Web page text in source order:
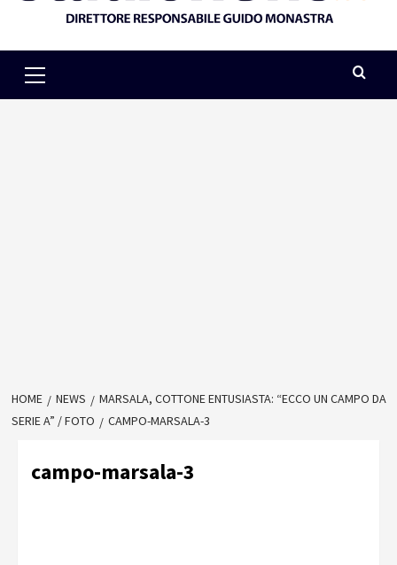
Menu
HOME NEWS
MARSALA, COTTONE ENTUSIASTA: “ECCO UN CAMPO DA
SERIE A” / FOTO
CAMPO-MARSALA-3
campo-marsala-3